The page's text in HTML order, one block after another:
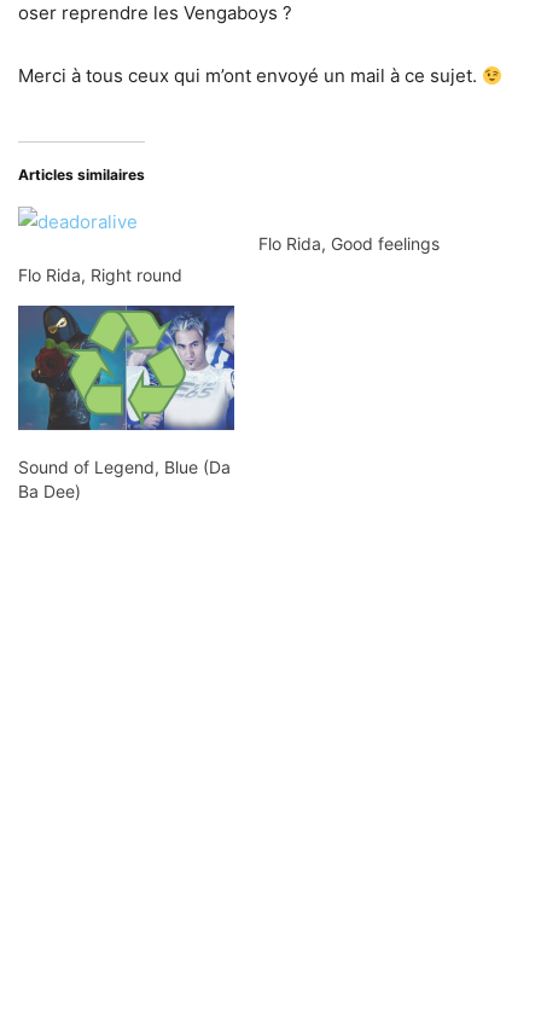
oser reprendre les Vengaboys ?
Merci à tous ceux qui m’ont envoyé un mail à ce sujet.
Articles similaires
Flo Rida, Right round
Flo Rida, Good feelings
Sound of Legend, Blue (Da
Ba Dee)